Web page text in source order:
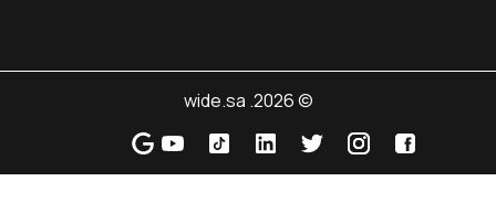
© 2026. wide.sa